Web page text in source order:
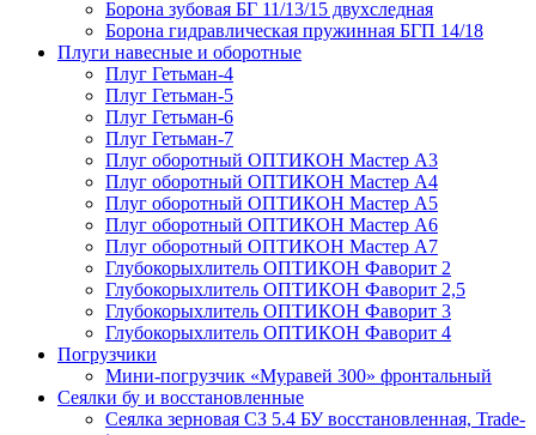
Борона зубовая БГ 11/13/15 двухследная
Борона гидравлическая пружинная БГП 14/18
Плуги навесные и оборотные
Плуг Гетьман-4
Плуг Гетьман-5
Плуг Гетьман-6
Плуг Гетьман-7
Плуг оборотный ОПТИКОН Мастер А3
Плуг оборотный ОПТИКОН Мастер А4
Плуг оборотный ОПТИКОН Мастер А5
Плуг оборотный ОПТИКОН Мастер А6
Плуг оборотный ОПТИКОН Мастер А7
Глубокорыхлитель ОПТИКОН Фаворит 2
Глубокорыхлитель ОПТИКОН Фаворит 2,5
Глубокорыхлитель ОПТИКОН Фаворит 3
Глубокорыхлитель ОПТИКОН Фаворит 4
Погрузчики
Мини-погрузчик «Муравей 300» фронтальный
Сеялки бу и восстановленные
Сеялка зерновая СЗ 5.4 БУ восстановленная, Trade-